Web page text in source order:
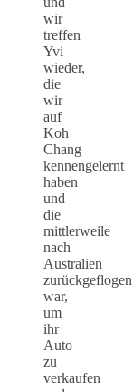
wir
treffen
Yvi
wieder,
die
wir
auf
Koh
Chang
kennengelernt
haben
und
die
mittlerweile
nach
Australien
zurückgeflogen
war,
um
ihr
Auto
zu
verkaufen